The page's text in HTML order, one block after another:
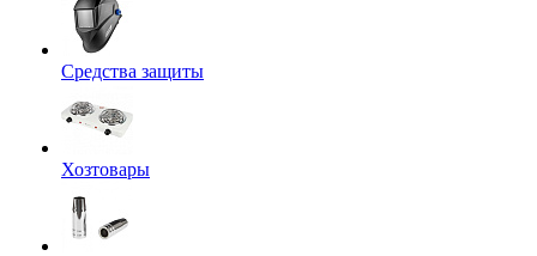
Средства защиты
Хозтовары